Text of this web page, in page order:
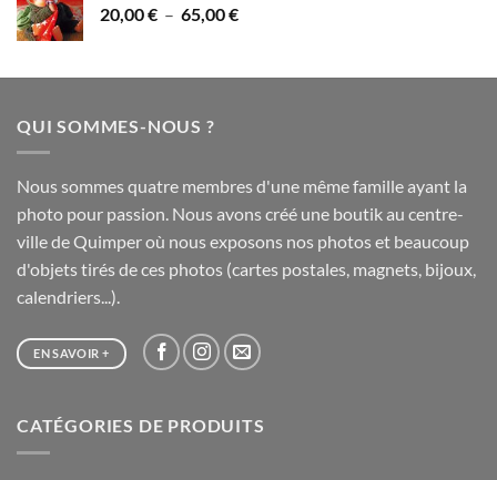
à
20,00€ – 65,00€Plage
20,00 €
QUI SOMMES-NOUS ?
Nous sommes quatre membres d'une même famille ayant la
photo pour passion. Nous avons créé une boutik au centre-
ville de Quimper où nous exposons nos photos et beaucoup
d'objets tirés de ces photos (cartes postales, magnets, bijoux,
calendriers...).
EN SAVOIR +
CATÉGORIES DE PRODUITS